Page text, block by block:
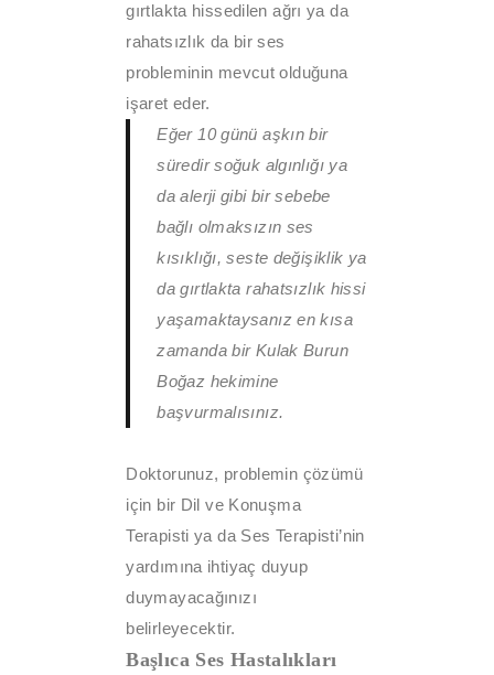
gırtlakta hissedilen ağrı ya da
rahatsızlık da bir ses
probleminin mevcut olduğuna
işaret eder.
Eğer 10 günü aşkın bir
süredir soğuk algınlığı ya
da alerji gibi bir sebebe
bağlı olmaksızın ses
kısıklığı, seste değişiklik ya
da gırtlakta rahatsızlık hissi
yaşamaktaysanız en kısa
zamanda bir Kulak Burun
Boğaz hekimine
başvurmalısınız.
Doktorunuz, problemin çözümü
için bir Dil ve Konuşma
Terapisti ya da Ses Terapisti’nin
yardımına ihtiyaç duyup
duymayacağınızı
belirleyecektir.
Başlıca Ses Hastalıkları